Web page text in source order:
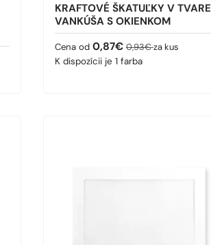
KRAFTOVÉ ŠKATUĽKY V TVARE
VANKÚŠA S OKIENKOM
Predajná cena
Cena od 0,87€ Bežná cena
0,93€za kus
K dispozícii je 1 farba